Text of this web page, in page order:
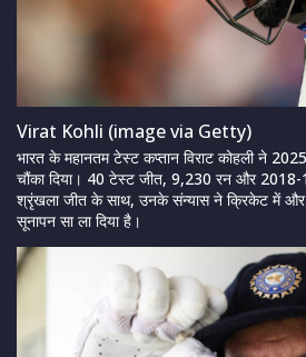
Virat Kohli (image via Getty)
भारत के महानतम टेस्ट कप्तान विराट कोहली ने
चौंका दिया। 40 टेस्ट जीत, 9,230 रन और 2018-
श्रृंखला जीत के साथ, उनके संन्यास ने क्रिकेट में
सूनापन सा ला दिया है।